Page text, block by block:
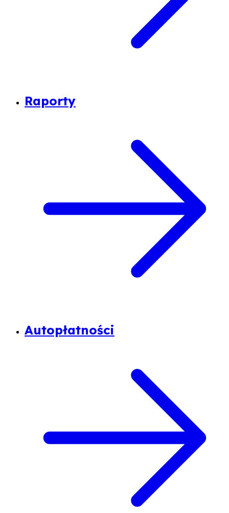
Raporty
Autopłatności